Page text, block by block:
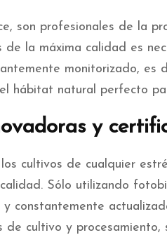
son profesionales de la
de la máxima calidad es
monitorizado, es
hábitat natural perfecto
y
cultivos de cualquier
Sólo utilizando
constantemente
de cultivo y